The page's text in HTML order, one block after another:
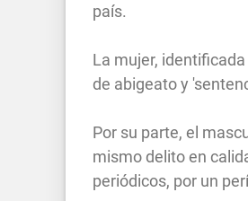
país.
La mujer,
de abigeato y
Por su parte, el
mismo delito en
periódicos, por un